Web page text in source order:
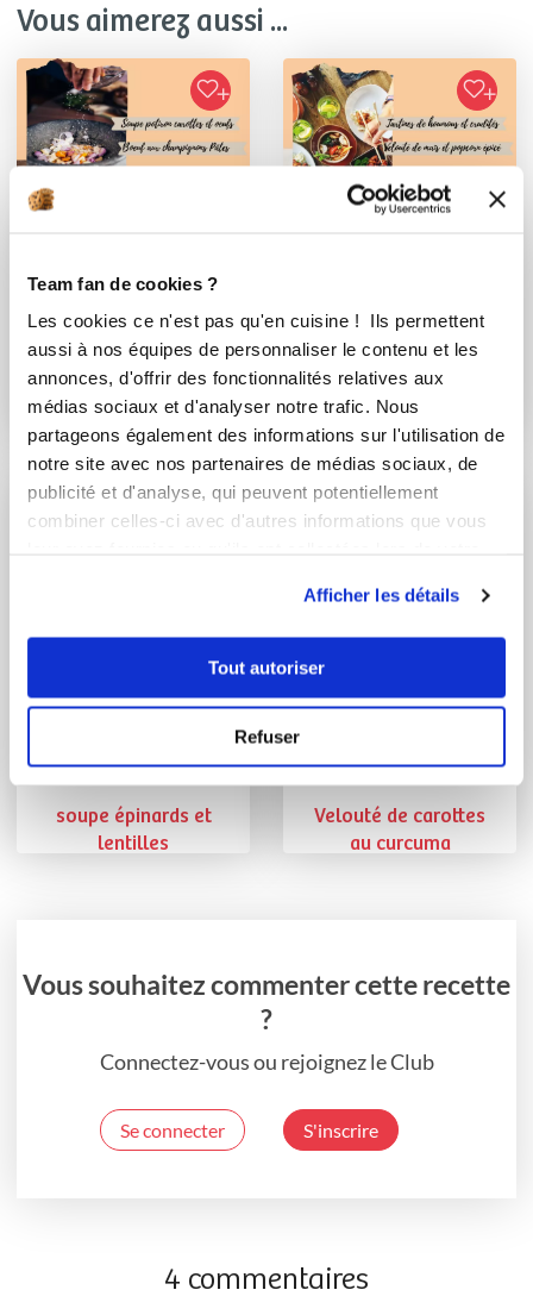
Team fan de cookies ?
Les cookies ce n'est pas qu'en cuisine ! Ils permettent
aussi à nos équipes de personnaliser le contenu et les
annonces, d'offrir des fonctionnalités relatives aux
médias sociaux et d'analyser notre trafic. Nous
partageons également des informations sur l'utilisation de
notre site avec nos partenaires de médias sociaux, de
publicité et d'analyse, qui peuvent potentiellement
combiner celles-ci avec d'autres informations que vous
Afficher les détails
Tout autoriser
Refuser
Vous aimerez aussi ...
Elodie Morand
Conseillère Guy Demarle
Batchcooking #
automne semaine 2
Elodie Morand
Conseillère Guy Demarle
Batchcooking
#automne semaine 1
Conseillère Guy Demarle
soupe épinards et
lentilles
Conseillère Guy Demarle
Velouté de carottes
au curcuma
Vous souhaitez commenter cette recette
?
Connectez-vous ou rejoignez le Club
Se connecter S'inscrire
4 commentaires